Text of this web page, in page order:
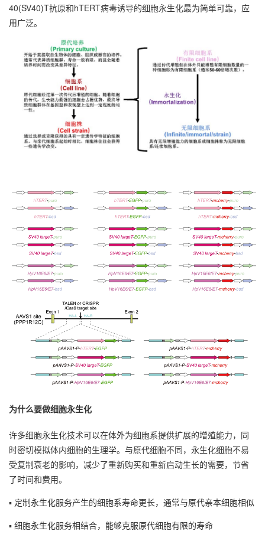
40(SV40)T抗原和hTERT病毒诱导的细胞永生化最为简单可靠，应
用广泛。
为什么要做细胞永生化
许多细胞永生化技术可以在体外为细胞系提供扩展的增殖能力，同
时密切模拟体内细胞的生理学。与原代细胞不同，永生化细胞不易
受复制衰老的影响，减少了重新购买和重新启动生长的需要，节省
了时间和费用。
▪ 定制永生化服务产生的细胞系寿命更长，通常与原代亲本细胞相似
▪ 细胞永生化服务相结合，能够克服原代细胞有限的寿命